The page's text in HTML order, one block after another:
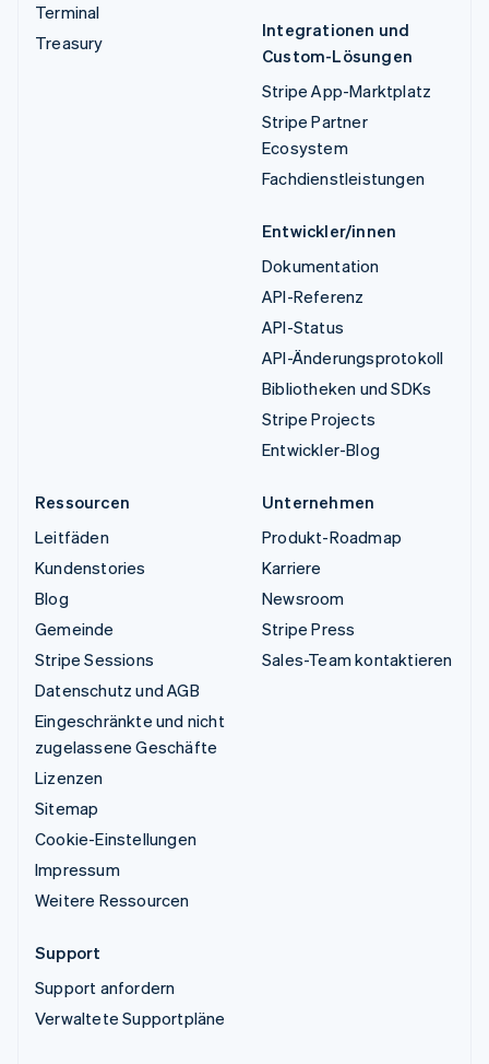
Terminal
Treasury
Integrationen und
Custom-Lösungen
Stripe App-Marktplatz
Stripe Partner
Ecosystem
Fachdienstleistungen
Entwickler/innen
Dokumentation
API-Referenz
API-Status
API-Änderungsprotokoll
Bibliotheken und SDKs
Stripe Projects
Entwickler-Blog
Ressourcen
Leitfäden
Kundenstories
Blog
Gemeinde
Stripe Sessions
Datenschutz und AGB
Eingeschränkte und nicht
zugelassene Geschäfte
Lizenzen
Sitemap
Cookie-Einstellungen
Impressum
Weitere Ressourcen
Unternehmen
Produkt-Roadmap
Karriere
Newsroom
Stripe Press
Sales-Team kontaktieren
Support
Support anfordern
Verwaltete Supportpläne